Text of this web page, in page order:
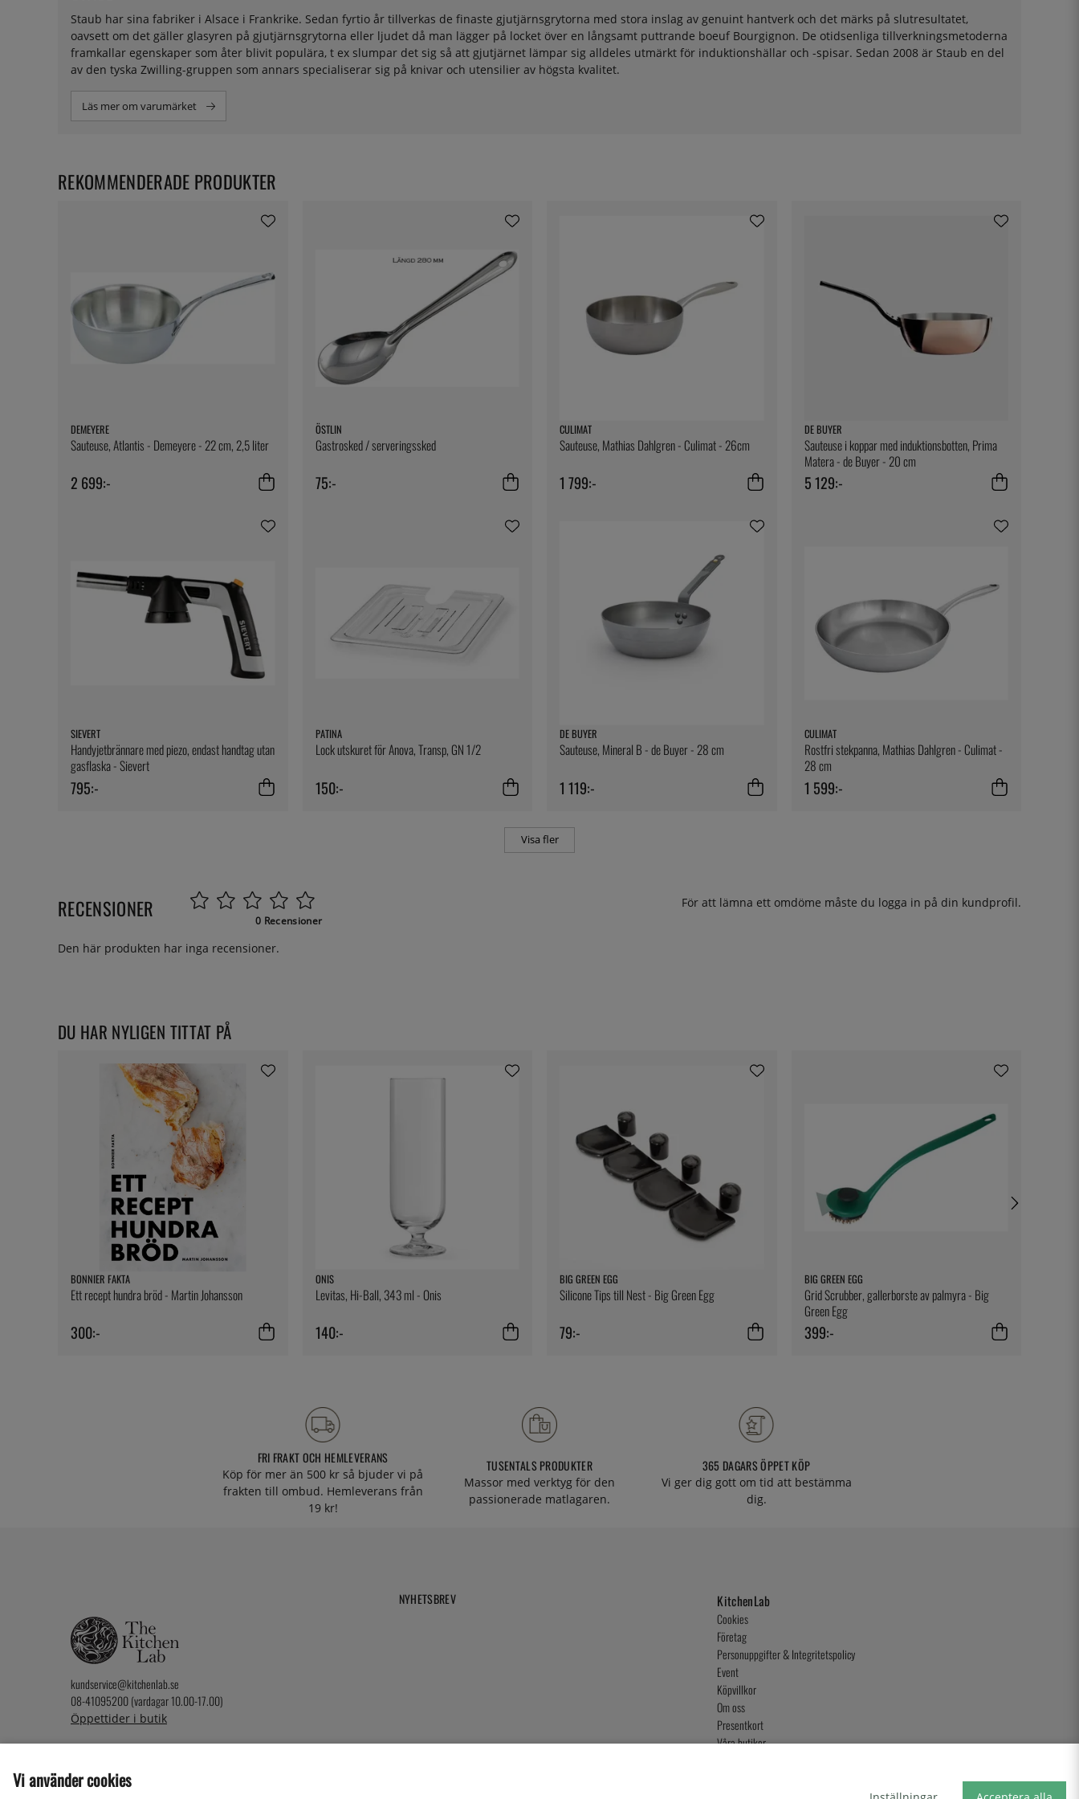
Staub har sina fabriker i Alsace i Frankrike. Sedan fyrtio år tillverkas de finaste gjutjärnsgrytorna med stora inslag av genuint hantverk och det märks på slutresultatet,
oavsett om det gäller glasyren på gjutjärnsgrytorna eller ljudet då man lägger på locket över en långsamt puttrande boeuf Bourgignon. De otidsenliga tillverkningsmetoderna
framkallar egenskaper som åter blivit populära, t ex slumpar det sig så att gjutjärnet lämpar sig alldeles utmärkt för induktionshällar och -spisar. Sedan 2008 är Staub en del
av den tyska Zwilling-gruppen som annars specialiserar sig på knivar och utensilier av högsta kvalitet.
Läs mer om varumärket
DEMEYERE
Sauteuse, Atlantis - Demeyere - 22 cm, 2,5 liter
2 699:-
ÖSTLIN
Gastrosked / serveringssked
75:-
CULIMAT
Sauteuse, Mathias Dahlgren - Culimat - 26cm
1 799:-
DE BUYER
Sauteuse i koppar med induktionsbotten, Prima
Matera - de Buyer - 20 cm
5 129:-
SIEVERT
Handyjetbrännare med piezo, endast handtag utan
gasflaska - Sievert
795:-
PATINA
Lock utskuret för Anova, Transp, GN 1/2
150:-
DE BUYER
Sauteuse, Mineral B - de Buyer - 28 cm
1 119:-
CULIMAT
Rostfri stekpanna, Mathias Dahlgren - Culimat -
28 cm
1 599:-
Visa fler
REKOMMENDERADE PRODUKTER
RECENSIONER 0 Recensioner
För att lämna ett omdöme måste du logga in på din kundprofil.
Den här produkten har inga recensioner.
DU HAR NYLIGEN TITTAT PÅ
BONNIER FAKTA
Ett recept hundra bröd - Martin Johansson
300:-
ONIS
Levitas, Hi-Ball, 343 ml - Onis
140:-
BIG GREEN EGG
Silicone Tips till Nest - Big Green Egg
79:-
BIG GREEN EGG
Grid Scrubber, gallerborste av palmyra - Big
Green Egg
399:-
FRI FRAKT OCH HEMLEVERANS
Köp för mer än 500 kr så bjuder vi på
frakten till ombud. Hemleverans från
19 kr!
TUSENTALS PRODUKTER
Massor med verktyg för den
passionerade matlagaren.
365 DAGARS ÖPPET KÖP
Vi ger dig gott om tid att bestämma
dig.
kundservice@kitchenlab.se
08-41095200 (vardagar 10.00-17.00)
Öppettider i butik
NYHETSBREV KitchenLab
Cookies
Företag
Personuppgifter & Integritetspolicy
Event
Köpvillkor
Om oss
Presentkort
Våra butiker
Vi använder cookies